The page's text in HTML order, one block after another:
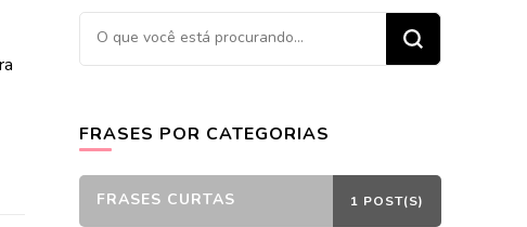
Procurando
algo?
FRASES POR CATEGORIAS
FRASES CURTAS 1 POST(S)